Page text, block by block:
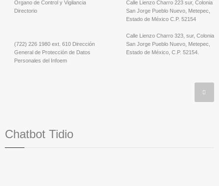
Órgano de Control y Vigilancia
Directorio
(722) 226 1980 ext. 610 Dirección
General de Protección de Datos
Personales del Infoem
Calle Lienzo Charro 223 sur, Colonia
San Jorge Pueblo Nuevo, Metepec,
Estado de México C.P. 52154
Calle Lienzo Charro 323, sur, Colonia
San Jorge Pueblo Nuevo, Metepec,
Estado de México, C.P. 52154.
Chatbot Tidio